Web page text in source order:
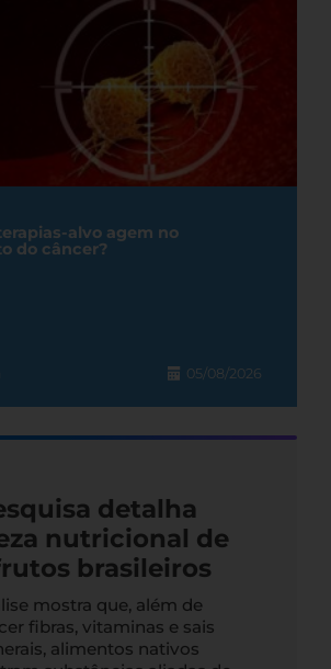
alvo agem no
do câncer?
05/08/2026
detalha
nutricional de
brasileiros
mostra que, além de
fibras, vitaminas e sais
alimentos nativos